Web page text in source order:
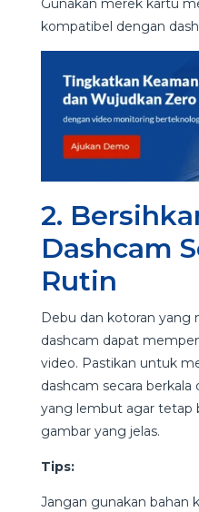
kompatibel dengan
2.
Dashcam
Rutin
Debu dan kotoran yang
dashcam dapat
video. Pastikan untuk
dashcam secara
yang lembut agar tetap
gambar yang jelas.
Tips:
Jangan gunakan bahan